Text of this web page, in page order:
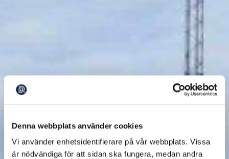
Denna webbplats använder cookies
Vi använder enhetsidentifierare på vår webbplats. Vissa
är nödvändiga för att sidan ska fungera, medan andra